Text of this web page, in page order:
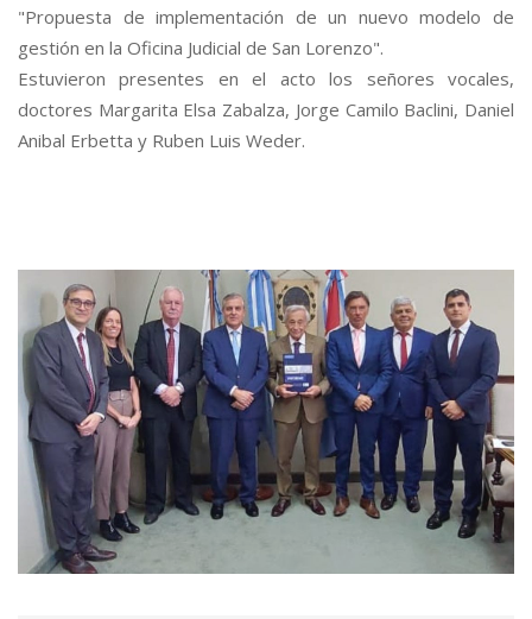
"Propuesta de implementación de un nuevo modelo de
gestión en la Oficina Judicial de San Lorenzo".
Estuvieron presentes en el acto los señores vocales,
doctores Margarita Elsa Zabalza, Jorge Camilo Baclini, Daniel
Anibal Erbetta y Ruben Luis Weder.